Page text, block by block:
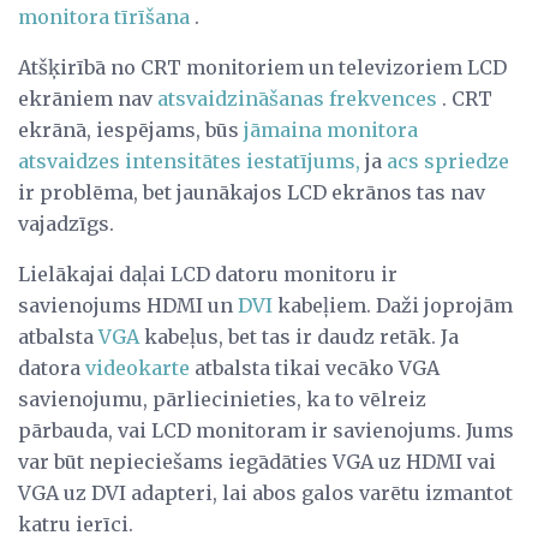
monitora tīrīšana .
Atšķirībā no CRT monitoriem un televizoriem LCD
ekrāniem nav atsvaidzināšanas frekvences . CRT
ekrānā, iespējams, būs jāmaina monitora
atsvaidzes intensitātes iestatījums, ja acs spriedze
ir problēma, bet jaunākajos LCD ekrānos tas nav
vajadzīgs.
Lielākajai daļai LCD datoru monitoru ir
savienojums HDMI un DVI kabeļiem. Daži joprojām
atbalstaVGAkabeļus, bet tas ir daudz retāk. Ja
datora videokarte atbalsta tikai vecāko VGA
savienojumu, pārliecinieties, ka to vēlreiz
pārbauda, ​​vai LCD monitoram ir savienojums. Jums
var būt nepieciešams iegādāties VGA uz HDMI vai
VGA uz DVI adapteri, lai abos galos varētu izmantot
katru ierīci.